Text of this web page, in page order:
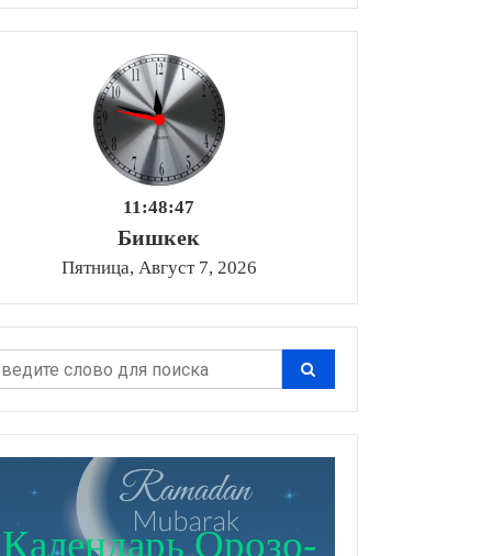
11:48:48
Бишкек
Пятница, Август 7, 2026
Календарь Орозо-